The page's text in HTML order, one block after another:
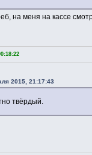
на меня на кассе
2015, 21:17:43
твёрдый.